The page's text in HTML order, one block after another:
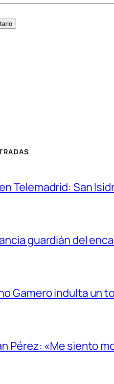
Telemadrid: San
guardián del
Gamero indulta un
Pérez: «Me siento